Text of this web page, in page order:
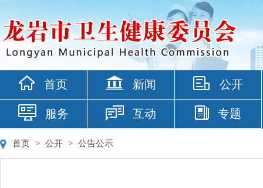
首页 新闻 公开
服务 互动 专题
首页 > 公开 > 公告公示